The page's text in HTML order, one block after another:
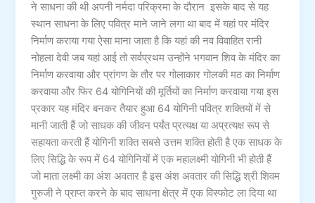
ने साधना की थी अपनी नर्मदा परिक्रमा के दौरान इसके बाद से यह
स्थान साधना के लिए पवित्र माने जाने लगा था बाद में यहां पर मंदिर
निर्माण कराया गया ऐसा माना जाता है कि यहां की नव विवाहित रानी
नोहला देवी जब यहां आई तो सर्वप्रथम उन्होंने भगवान शिव के मंदिर का
निर्माण करवाया और प्रांगण के तौर पर गोलाकार गोलकी मठ का निर्माण
करवाया और फिर 64 योगिनियों की मूर्तियों का निर्माण करवाया गया इस
प्रकार यह मंदिर बनकर तैयार हुआ 64 योगिनी पवित्र शक्तियों में से
मानी जाती हैं जो साधक की जीवन पर्यंत प्रत्यक्ष या अप्रत्यक्ष रूप से
सहायता करती हैं योगिनी शक्ति सबसे उत्तम शक्ति होती है एक साधक के
लिए सिद्धि के रूप में 64 योगिनियों में एक महालक्ष्मी योगिनी भी होती हैं
जो माता लक्ष्मी का अंश अवतार है इस अंश अवतार की सिद्धि श्री शिवम
गुरुजी ने प्राप्त करने के बाद साधना क्षेत्र में एक विस्फोट ला दिया था